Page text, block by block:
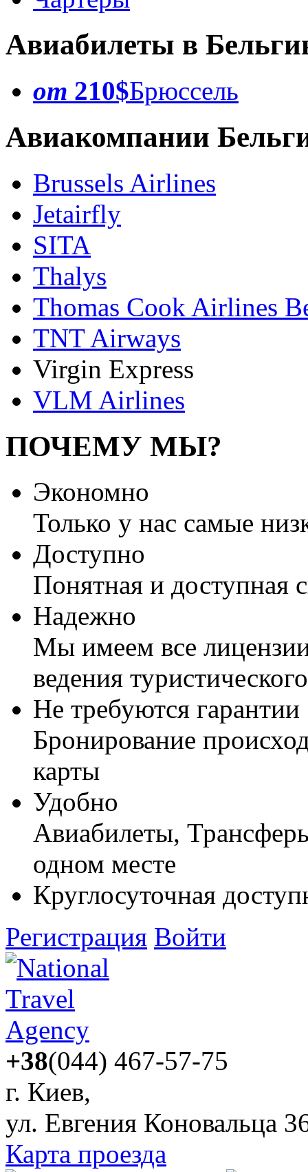
Авиабилеты в
от 210$Брюссель
Авиакомпании
Brussels Airlines
Jetairfly
SITA
Thalys
Thomas Cook Airlines
TNT Airways
Virgin Express
VLM Airlines
ПОЧЕМУ МЫ?
Экономно
Только у нас самые
Доступно
Понятная и доступная
Надежно
Мы имеем все
ведения
Не требуются гарантии
Бронирование
карты
Удобно
Авиабилеты,
одном месте
Круглосуточная
Регистрация Войти
+38(044) 467-57-75
г. Киев,
ул. Евгения Коновальца
Карта проезда